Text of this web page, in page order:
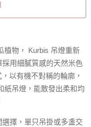
植物， Kurbis 吊燈重新
採用細膩質感的天然米色
以有機不對稱的輪廓，
紙吊燈，能散發出柔和均
擇，單只吊掛或多盞交